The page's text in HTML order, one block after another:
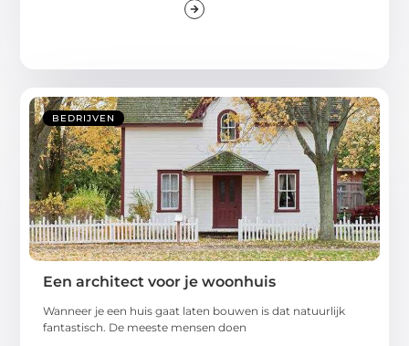
BEDRIJVEN
Een architect voor je woonhuis
Wanneer je een huis gaat laten bouwen is dat natuurlijk
fantastisch. De meeste mensen doen